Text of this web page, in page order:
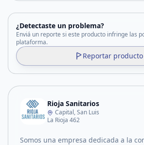
¿Detectaste un problema?
Enviá un reporte si este producto infringe las
plataforma.
Reportar producto
Rioja Sanitarios
Capital, San Luis
La Rioja 462
Somos una empresa dedicada a la